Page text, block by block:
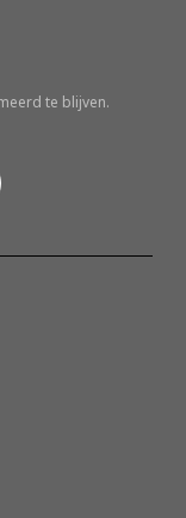
te blijven.